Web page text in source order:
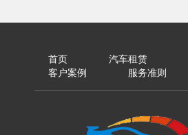
首页 汽车租赁
客户案例
服务准则